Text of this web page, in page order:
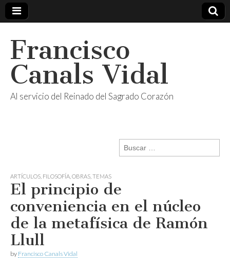
Francisco
Canals Vidal
Al servicio del Reinado del Sagrado Corazón
Buscar:
ARTÍCULOS FILOSOFÍA OBRAS TEMAS
El principio de
conveniencia en el núcleo
de la metafísica de Ramón
Llull
by Francisco Canals Vidal